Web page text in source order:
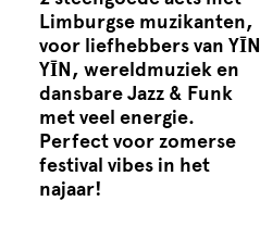
Onderwijs
ECI Cultuurcafé
Limburgse muzikanten,
voor liefhebbers van YĪN
YĪN, wereldmuziek en
dansbare Jazz & Funk
met veel energie.
Perfect voor zomerse
festival vibes in het
najaar!